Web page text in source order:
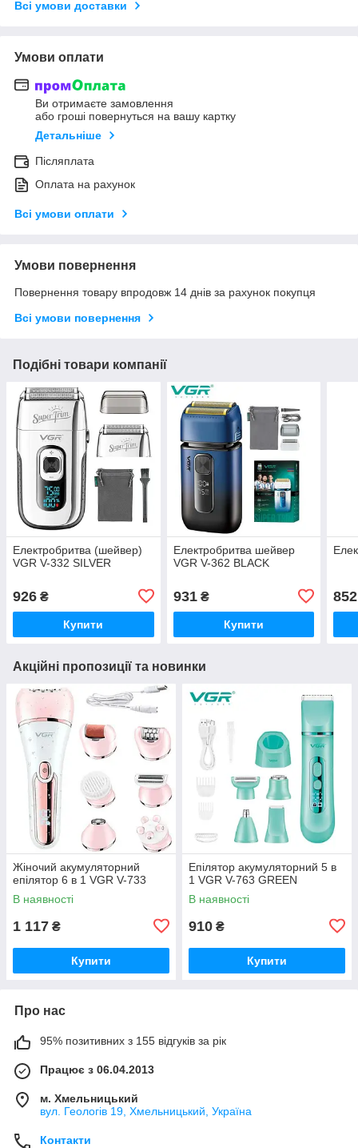
Всі умови доставки
Умови оплати
Ви отримаєте замовлення
або гроші повернуться на вашу картку
Детальніше
Післяплата
Оплата на рахунок
Всі умови оплати
Умови повернення
Повернення товару впродовж 14 днів за рахунок покупця
Всі умови повернення
Подібні товари компанії
Електробритва (шейвер)
VGR V-332 SILVER
926 ₴
Купити
Електробритва шейвер
VGR V-362 BLACK
931₴
Купити
852
Акційні пропозиції та новинки
Жіночий акумуляторний
епілятор 6 в 1 VGR V-733
В наявності
1 117 ₴
Купити
Епілятор акумуляторний 5 в
1 VGR V-763 GREEN
В наявності
910 ₴
Купити
Про нас
95% позитивних з 155 відгуків за рік
Працює з 06.04.2013
м. Хмельницький
вул. Геологів 19, Хмельницький, Україна
Контакти